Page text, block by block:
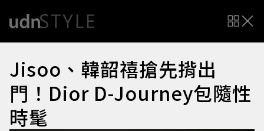
Jisoo、韓韶禧搶先揹出
門！Dior D-Journey包隨性
時髦